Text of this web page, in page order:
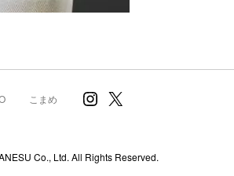
こまめ Instagram
X
Co., Ltd. All Rights Reserved.